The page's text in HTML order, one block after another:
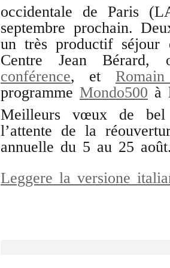
occidentale de Paris
septembre prochain.
un très productif séjour
Centre Jean Bérard,
conférence, et
programme Mondo500 à
Meilleurs vœux de
l’attente de la
annuelle du 5 au 25
Leggere la versione